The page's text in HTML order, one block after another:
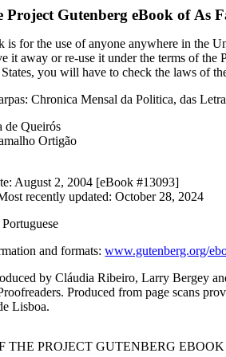
Project Gutenberg eBook of As
is for the use of anyone anywhere in the
it away or re-use it under the terms of
you will have to check the laws of
Chronica Mensal da Politica, das
de Queirós
Ortigão
: August 2, 2004 [eBook #13093]
recently updated: October 28, 2024
Portuguese
and formats:www.gutenberg.org/
by Cláudia Ribeiro, Larry Bergey
Produced from page scans
Lisboa.
THE PROJECT GUTENBERG